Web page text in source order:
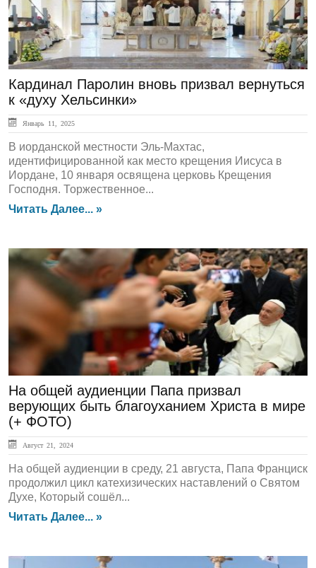
Кардинал Паролин вновь призвал вернуться
к «духу Хельсинки»
Январь 11, 2025
В иорданской местности Эль-Махтас,
идентифицированной как место крещения Иисуса в
Иордане, 10 января освящена церковь Крещения
Господня. Торжественное...
Читать Далее... »
ГЛАВНАЯ
На общей аудиенции Папа призвал
верующих быть благоуханием Христа в мире
(+ ФОТО)
Август 21, 2024
На общей аудиенции в среду, 21 августа, Папа Франциск
продолжил цикл катехизических наставлений о Святом
Духе, Который сошёл...
Читать Далее... »